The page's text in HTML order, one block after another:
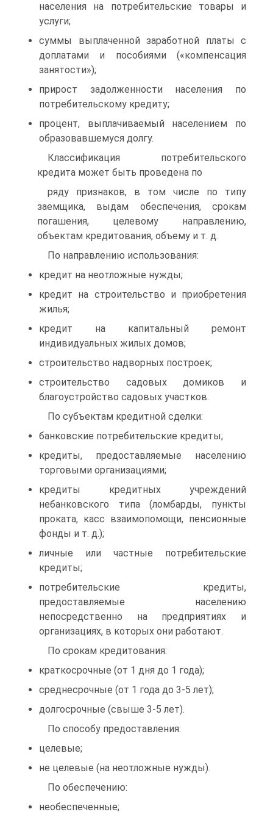
населения на потребительские товары и
услуги;
суммы выплаченной заработной платы с
доплатами и пособиями («компенсация
занятости»);
прирост задолженности населения по
потребительскому кредиту;
процент, выплачиваемый населением по
образовавшемуся долгу.
Классификация потребительского
кредита может быть проведена по
ряду признаков, в том числе по типу
заемщика, выдам обеспечения, срокам
погашения, целевому направлению,
объектам кредитования, объему и т. д.
По направлению использования:
кредит на неотложные нужды;
кредит на строительство и приобретения
жилья;
кредит на капитальный ремонт
индивидуальных жилых домов;
строительство надворных построек;
строительство садовых домиков и
благоустройство садовых участков.
По субъектам кредитной сделки:
банковские потребительские кредиты;
кредиты, предоставляемые населению
торговыми организациями;
кредиты кредитных учреждений
небанковского типа (ломбарды, пункты
проката, касс взаимопомощи, пенсионные
фонды и т. д.);
личные или частные потребительские
кредиты;
потребительские кредиты,
предоставляемые населению
непосредственно на предприятиях и
организациях, в которых они работают.
По срокам кредитования:
краткосрочные (от 1 дня до 1 года);
среднесрочные (от 1 года до 3-5 лет);
долгосрочные (свыше 3-5 лет).
По способу предоставления:
целевые;
не целевые (на неотложные нужды).
По обеспечению:
необеспеченные;